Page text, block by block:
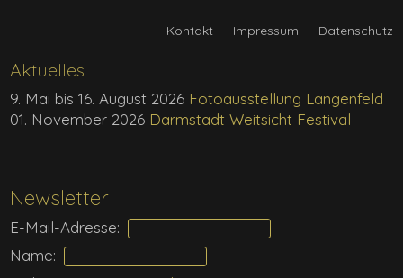
Newsletter
E-Mail-Adresse:
Name:
Aktuelles
9. Mai bis 16. August 2026 Fotoausstellung Langenfeld
01. November 2026 Darmstadt Weitsicht Festival
Kontakt Impressum Datenschutz